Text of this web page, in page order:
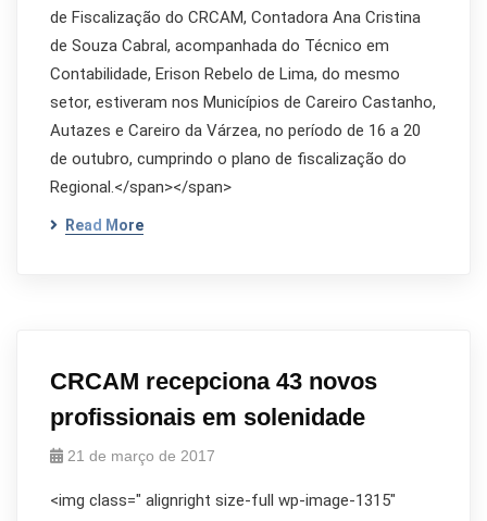
de Fiscalização do CRCAM, Contadora Ana Cristina
de Souza Cabral, acompanhada do Técnico em
Contabilidade, Erison Rebelo de Lima, do mesmo
setor, estiveram nos Municípios de Careiro Castanho,
Autazes e Careiro da Várzea, no período de 16 a 20
de outubro, cumprindo o plano de fiscalização do
Regional.</span></span>
Read More
CRCAM recepciona 43 novos
profissionais em solenidade
21 de março de 2017
<img class=" alignright size-full wp-image-1315"